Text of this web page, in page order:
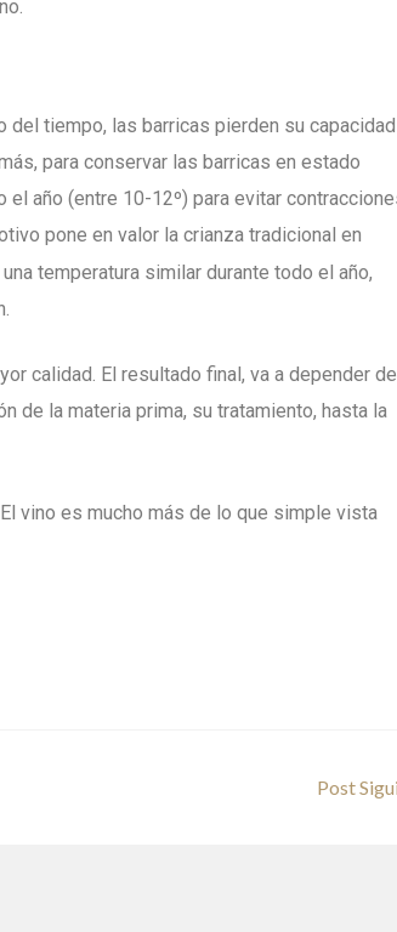
del tiempo, las barricas pierden su
para conservar las barricas en estado
año (entre 10-12º) para evitar
pone en valor la crianza tradicional en
temperatura similar durante todo el año,
calidad. El resultado final, va a depender de
de la materia prima, su tratamiento, hasta la
vino es mucho más de lo que simple vista
Post